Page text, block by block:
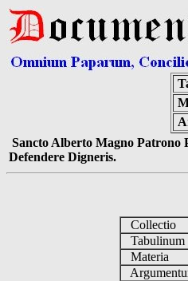
Sancto Alberto Magno Patrono
Defendere Digneris.
Collectio
Tabulinum
Materia